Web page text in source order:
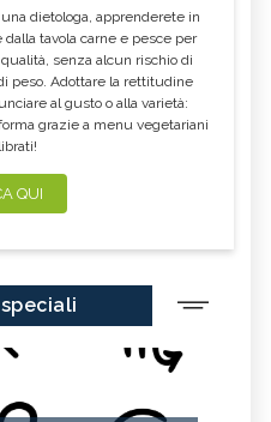
dietologa, apprenderete in
tavola carne e pesce per
senza alcun rischio di
peso. Adottare la rettitudine
al gusto o alla varietà:
grazie a menu vegetariani
QUI